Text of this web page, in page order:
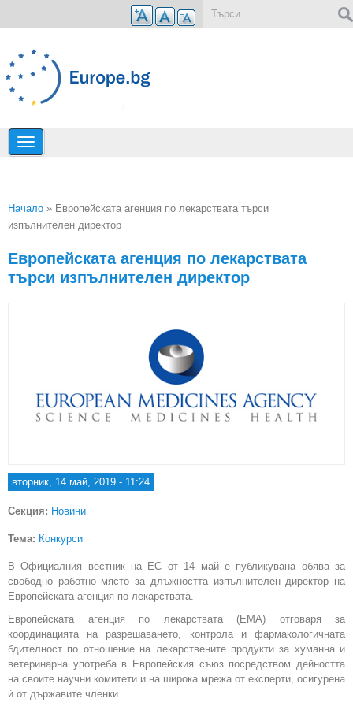
Премини към основното съдържание
Вие сте тук
Начало » Европейската агенция по лекарствата търси
изпълнителен директор
Европейската агенция по лекарствата
търси изпълнителен директор
вторник, 14 май, 2019 - 11:24
Секция: Новини
Тема: Конкурси
В Официалния вестник на ЕС от 14 май е публикувана обява за
свободно работно място за длъжността изпълнителен директор на
Европейската агенция по лекарствата.
Европейската агенция по лекарствата (ЕМА) отговаря за
координацията на разрешаването, контрола и фармакологичната
бдителност по отношение на лекарствените продукти за хуманна и
ветеринарна употреба в Европейския съюз посредством дейността
на своите научни комитети и на широка мрежа от експерти, осигурена
ѝ от държавите членки.